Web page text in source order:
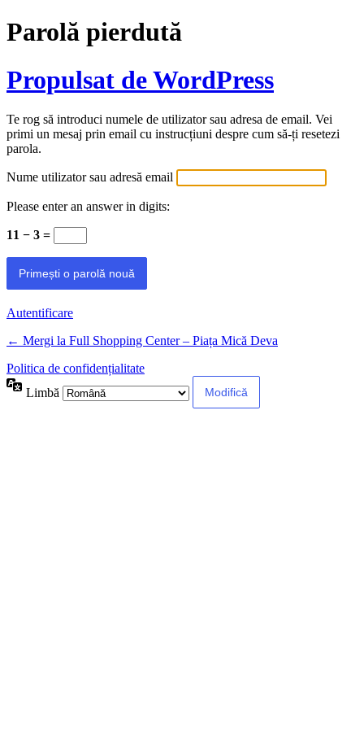
Parolă pierdută
Propulsat de WordPress
Te rog să introduci numele de utilizator sau adresa de email. Vei
primi un mesaj prin email cu instrucțiuni despre cum să-ți resetezi
parola.
Nume utilizator sau adresă email
Please enter an answer in digits:
11 − 3 =
Autentificare
← Mergi la Full Shopping Center – Piața Mică Deva
Politica de confidențialitate
Limbă